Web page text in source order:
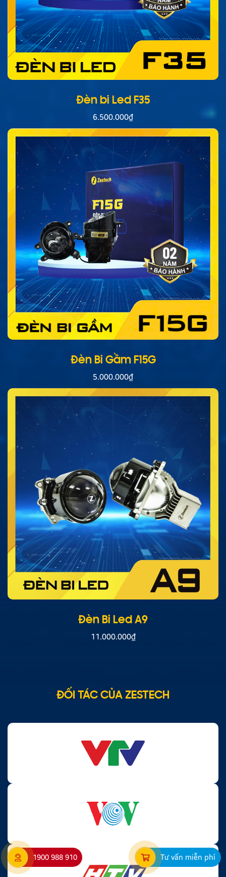
Đèn bi Led F35
6.500.000₫
Đèn Bi Gầm F15G
5.000.000₫
Đèn Bi Led A9
11.000.000₫
ĐỐI TÁC CỦA ZESTECH
1900 988 910 Tư vấn miễn phí